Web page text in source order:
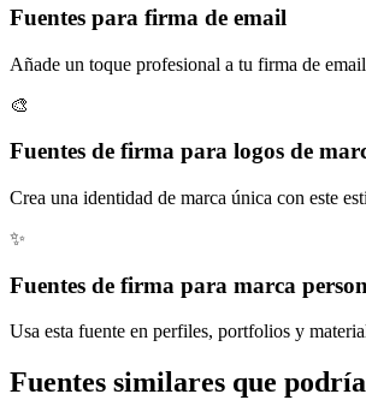
Fuentes para firma de email
Añade un toque profesional a tu firma de
🎨
Fuentes de firma para logos de
Crea una identidad de marca única con este
✨
Fuentes de firma para marca
Usa esta fuente en perfiles, portfolios y
Fuentes similares que